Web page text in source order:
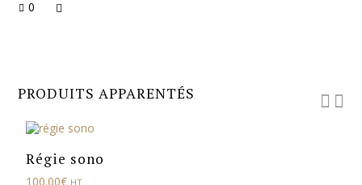
0
PRODUITS APPARENTÉS
Régie sono
100.00€ HT